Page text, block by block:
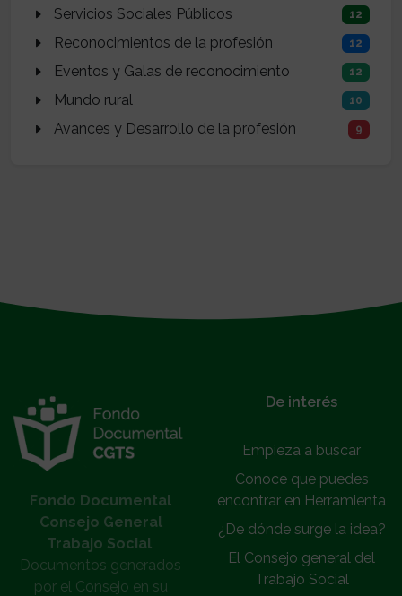
Servicios Sociales Públicos 12
Reconocimientos de la profesión 12
Eventos y Galas de reconocimiento 12
Mundo rural 10
Avances y Desarrollo de la profesión 9
Fondo Documental
Consejo General
Trabajo Social.
Documentos generados
por el Consejo en su
De interés
Empieza a buscar
Conoce que puedes
encontrar en Herramienta
¿De dónde surge la idea?
El Consejo general del
Trabajo Social